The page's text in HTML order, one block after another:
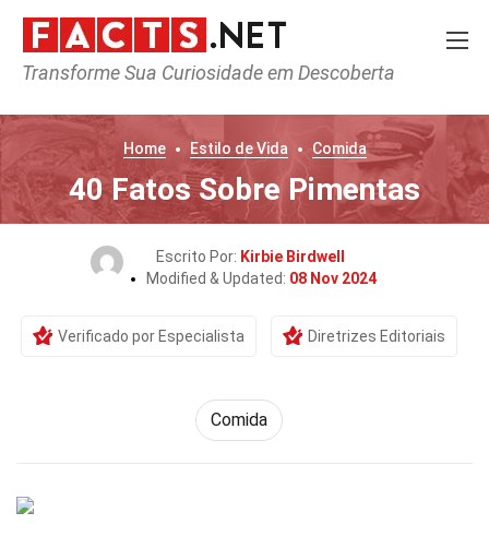
Transforme Sua Curiosidade em Descoberta
Home Estilo de Vida Comida
40 Fatos Sobre Pimentas
Escrito Por: Kirbie Birdwell
Modified & Updated: 08 Nov 2024
Verificado por Especialista Diretrizes Editoriais
Comida